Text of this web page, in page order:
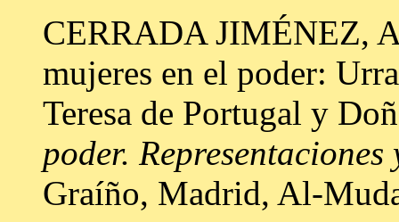
CERRADA JIMÉNEZ,
mujeres en el poder:
Teresa de Portugal y
poder.
Graíño, Madrid, Al-